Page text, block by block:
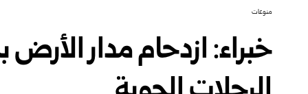
منوعات
خبراء: ازدحام مدار الأرض